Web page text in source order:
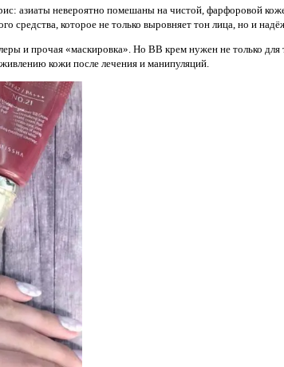
азиаты невероятно помешаны на чистой, фарфоровой
средства, которое не только выровняет тон лица, но и
и прочая «маскировка». Но ВВ крем нужен не только
кожи после лечения и манипуляций.